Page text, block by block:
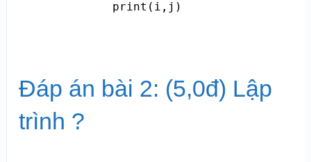
Đáp án bài 2: (5,0đ) Lập
trình ?